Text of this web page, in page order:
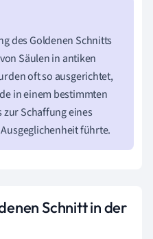
des Goldenen Schnitts
Säulen in antiken
oft so ausgerichtet,
in einem bestimmten
Schaffung eines
führte.
Schnitt in der